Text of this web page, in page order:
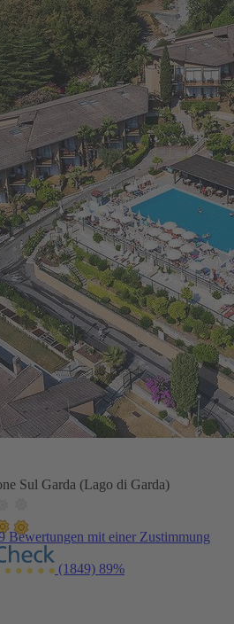
Sul Garda (Lago di Garda)
Bewertungen mit einer Zustimmung
(1849) 89%